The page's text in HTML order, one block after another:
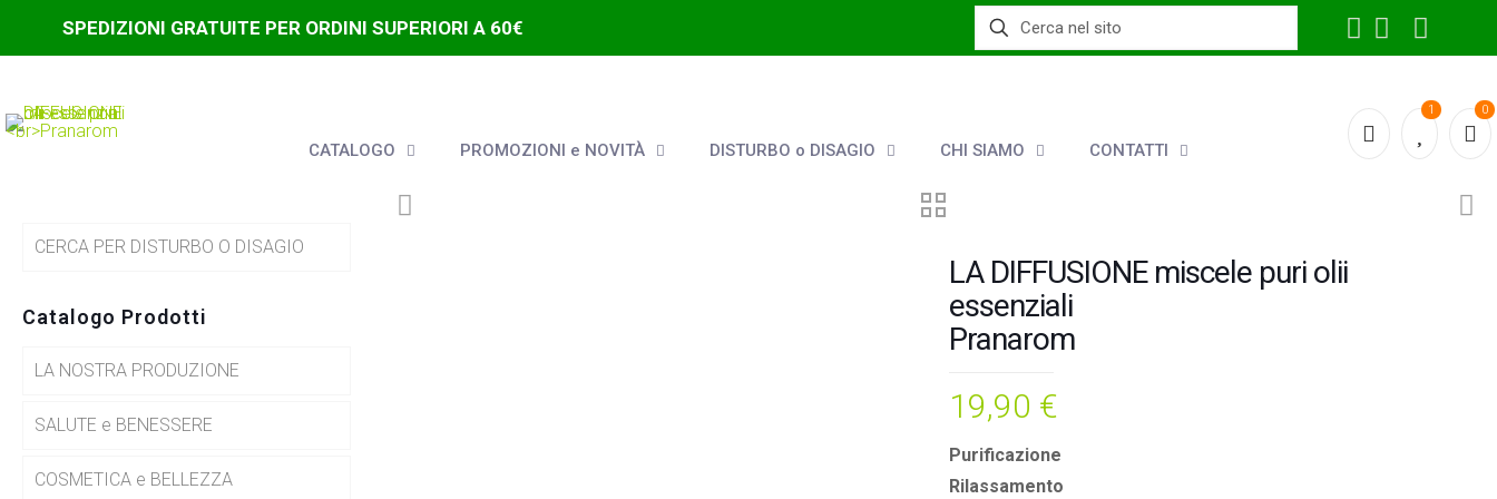
SPEDIZIONI GRATUITE PER ORDINI SUPERIORI A 60€
CATALOGO PROMOZIONI e NOVITÀ DISTURBO o DISAGIO CHI SIAMO CONTATTI
1 0
LA DIFFUSIONE miscele puri olii
essenziali
Pranarom
19,90 €
Purificazione
Rilassamento
CERCA PER DISTURBO O DISAGIO
Catalogo Prodotti
LA NOSTRA PRODUZIONE
SALUTE e BENESSERE
COSMETICA e BELLEZZA